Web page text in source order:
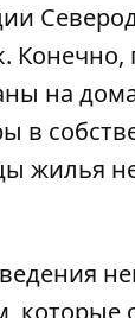
Конечно,
на
в
жилья
которые